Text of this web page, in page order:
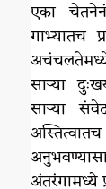
एका
गाभ्यातच
अचंचलतेमध्ये
साऱ्या
साऱ्या
अंतरंगामध्ये